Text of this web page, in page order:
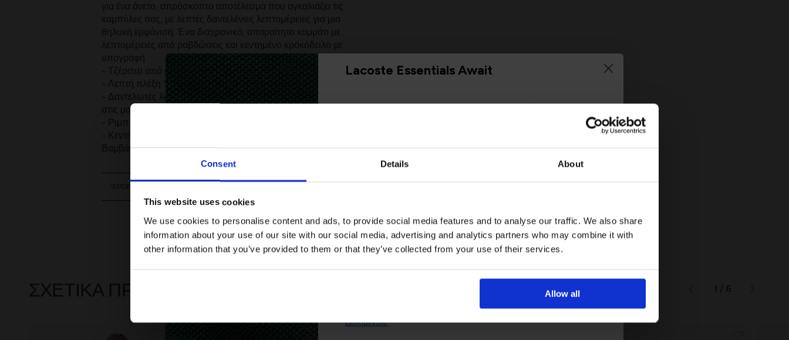
Consent Details About
This website uses cookies
We use cookies to personalise content and ads, to provide social media features and to analyse our traffic. We also share
information about your use of our site with our social media, advertising and analytics partners who may combine it with
other information that you’ve provided to them or that they’ve collected from your use of their services.
Allow all
για ένα άνετο, απρόσκοπτο αποτέλεσμα που αγκαλιάζει τις
καμπύλες σας, με λεπτές δαντελένιες λεπτομέρειες για μια
θηλυκή εμφάνιση. Ένα διαχρονικό, απαραίτητο κομμάτι με
λεπτομέρειες από ραβδώσεις και κεντημένο κροκόδειλο με
υπογραφή.
- Τζέρσεϋ από οργανικό βαμβάκι χωρίς ραφές
- Λεπτή πλέξη 14 gauge
- Δαντελωτές λεπτομέρειες στους ώμους, στο μπούστο και
στις μανσέτες
- Ριμπ στο λαιμό, στις μανσέτες και στο στρίφωμα
- Κεντημένος κροκόδειλος στο στήθος
Βαμβάκι (100%)
ΦΡΟΝΤΙΔΑ
ΣΧΕΤΙΚΆ ΠΡΟΪΌΝΤΑ 1 / 6
Lacoste Essentials Await
Εγγραφείτε στο newsletter μας και αποκτήστε10%στην
Εγγραφή
Όρους Χρήσηςκαι στηνΠολιτική Προστασίας
Δεδομένων.